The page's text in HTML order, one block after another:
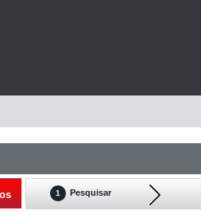
1 Pesquisar